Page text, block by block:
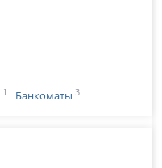
1 Банкоматы 3